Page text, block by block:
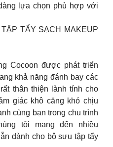
lựa chọn phù hợp với
TẨY SẠCH MAKEUP
Cocoon được phát triển
khả năng đánh bay các
thân thiện lành tính cho
giác khô căng khó chịu
cùng bạn trong chu trình
tôi mang đến nhiều
dành cho bộ sưu tập tẩy